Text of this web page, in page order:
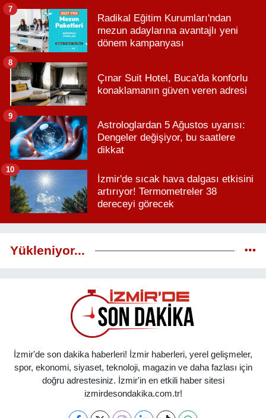
Radikal Eğitim Kurumları'ndan
mezun adaylarına avantajlı yeni
dönem kampanyası
7
Çınar Suit Hotel, Buca'da konforlu
konaklamanın güven veren adresi
8
Astrologlardan 5 Ağustos uyarısı:
Dengeler değişiyor, bu saatlere
dikkat
9
İzmir'de sıcak hava dalgası etkisini
artırıyor! Termometreler 38
dereceyi görecek
10
Yükleniyor...
İzmir'de son dakika haberleri! İzmir haberleri, yerel gelişmeler,
spor, ekonomi, siyaset, teknoloji, magazin ve daha fazlası için
doğru adrestesiniz. İzmir'in en etkili haber sitesi
izmirdesondakika.com.tr!